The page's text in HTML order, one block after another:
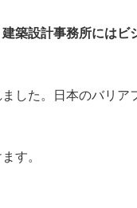
建築設計事務所にはビ
した。
日本のバリア
す。